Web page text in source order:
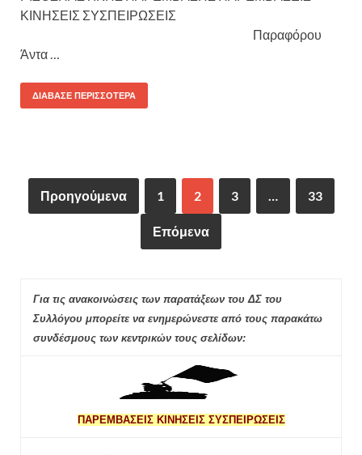
ΚΙΝΗΣΕΙΣ ΣΥΣΠΕΙΡΩΣΕΙΣ
Παραφόρου
Άντα …
ΔΙΆΒΑΣΕ ΠΕΡΙΣΣΌΤΕΡΑ
Προηγούμενα 1 2 3 … 33
Επόμενα
Για τις ανακοινώσεις των παρατάξεων του ΔΣ του
Συλλόγου μπορείτε να ενημερώνεστε από τους παρακάτω
συνδέσμους των κεντρικών τους σελίδων:
ΠΑΡΕΜΒΑΣΕΙΣ ΚΙΝΗΣΕΙΣ ΣΥΣΠΕΙΡΩΣΕΙΣ